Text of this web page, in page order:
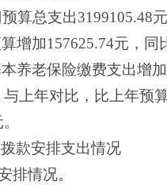
算总支出3199105.48
增加157625.74元，
养老保险缴费支出增
与上年对比，比上年预
拨款安排支出情况
排情况。